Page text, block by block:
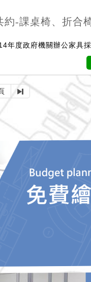
約-課桌椅、折合
年度政府機關辦公家具